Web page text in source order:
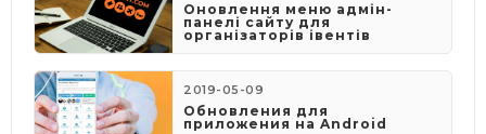
Оновлення меню адмін-
панелі сайту для
організаторів івентів
2019-05-09
​Обновления для
приложения на Android